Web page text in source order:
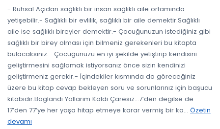
- Ruhsal Açıdan sağlıklı bir insan sağlıklı aile ortamında
yetişebilir.- Sağlıklı bir evlilik, sağlıklı bir aile demektir.Sağlıklı
aile ise sağlıklı bireyler demektir.- Çocuğunuzun istediğiniz gibi
sağlıklı bir birey olması için bilmeniz gerekenleri bu kitapta
bulacaksınız.- Çocuğunuzu en iyi şekilde yetiştirip kendisini
geliştirmesini sağlamak istiyorsanız önce sizin kendinizi
geliştirmeniz gerekir.- İçindekiler kısmında da göreceğiniz
üzere bu kitap cevap bekleyen soru ve sorunlarınız için başucu
kitabıdır.Bağlandı Yollarım Kaldı Çaresiz…7’den değilse de
17’den 77’ye her yaşa hitap etmeye karar vermiş bir ka... Özetin
devamı